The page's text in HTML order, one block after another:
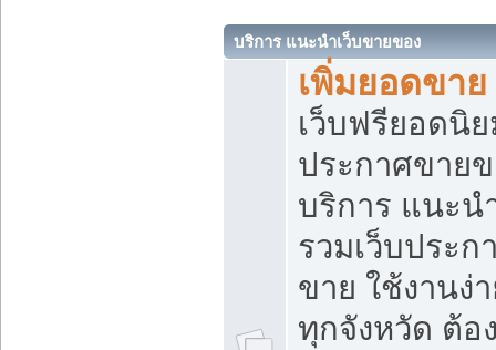
บริการ แนะนำเว็บขายของ
เพิ่มยอดขา
เว็บฟรียอดนิ
ประกาศขาย
บริการ แนะน
รวมเว็บประก
ขาย ใช้งานง่
ทุกจังหวัด ต้อ